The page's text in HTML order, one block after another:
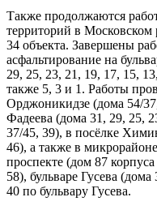
Также продолжаются
территорий в
34 объекта. Завершены
асфальтирование на
29, 25, 23, 21, 19, 17, 15,
также 5, 3 и 1. Работы
Орджоникидзе (дома 54/
Фадеева (дома 31, 29, 25,
37/45, 39), в посёлке
46), а также в
проспекте (дом 87
58), бульваре Гусева
40 по бульвару Гусева.